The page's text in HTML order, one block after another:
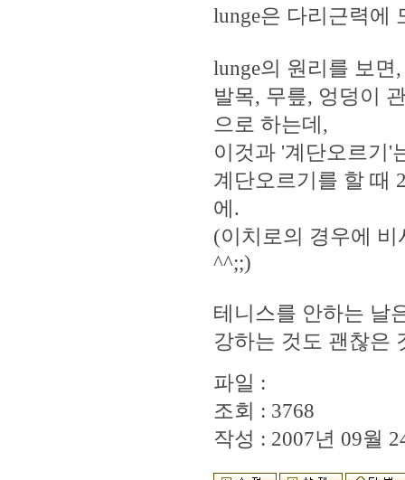
lunge은 다리근력에
lunge의 원리를 보면,
발목, 무릎, 엉덩이
으로 하는데,
이것과 '계단오르기'
계단오르기를 할 때
에.
(이치로의 경우에
^^;;)
테니스를 안하는 날
강하는 것도 괜찮은
파일 :
조회 : 3768
작성 : 2007년 09월